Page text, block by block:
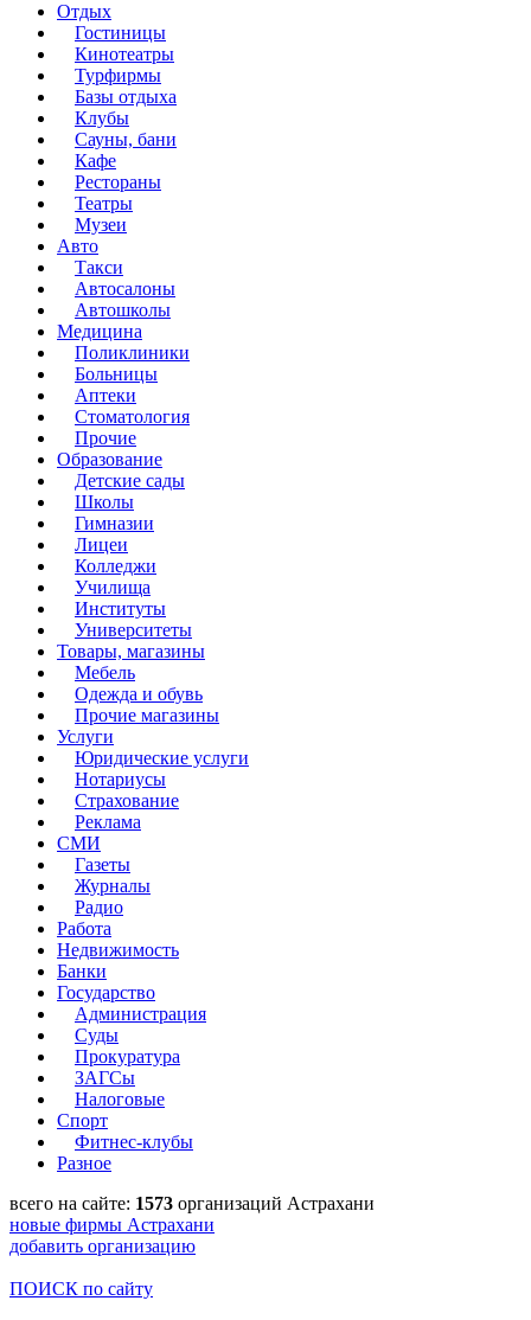
Отдых
Гостиницы
Кинотеатры
Турфирмы
Базы отдыха
Клубы
Сауны, бани
Кафе
Рестораны
Театры
Музеи
Авто
Такси
Автосалоны
Автошколы
Медицина
Поликлиники
Больницы
Аптеки
Стоматология
Прочие
Образование
Детские сады
Школы
Гимназии
Лицеи
Колледжи
Училища
Институты
Университеты
Товары, магазины
Мебель
Одежда и обувь
Прочие магазины
Услуги
Юридические услуги
Нотариусы
Страхование
Реклама
СМИ
Газеты
Журналы
Радио
Работа
Недвижимость
Банки
Государство
Администрация
Суды
Прокуратура
ЗАГСы
Налоговые
Спорт
Фитнес-клубы
Разное
всего на сайте: 1573 организаций Астрахани
новые фирмы Астрахани
добавить организацию
ПОИСК по сайту